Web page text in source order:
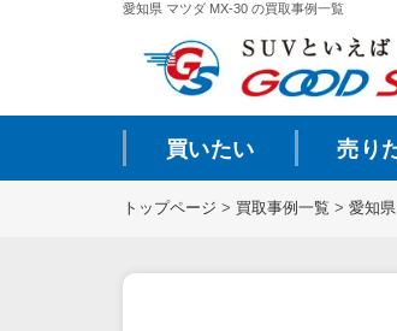
愛知県 マツダ MX-30 の買取事例一覧
買いたい 売り
トップページ > 買取事例一覧 > 愛知県